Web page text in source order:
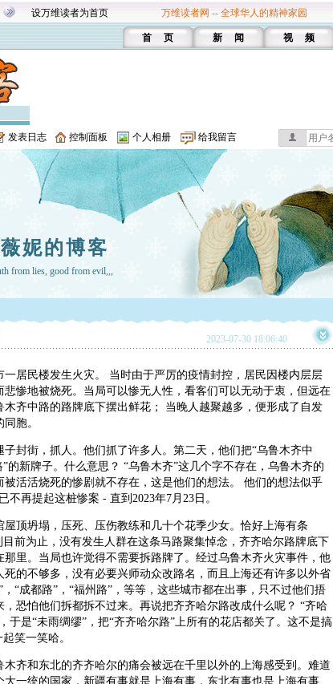
设万维读者为首页 万维读者网 -- 全球华人的精神家园
首 页 新 闻 视 频
发表日志 控制面板 个人相册 给我留言
妮的博客
from lies, good from evil,,,
2023-07-30 18:06:40
一居民楼发生火灾。 当时由于严厉的疫情封控，居民因楼内层层
惨地被烧死。当局可以惨无人性，看客们可以无动于衷，但远在
齐中路的路牌底下摆出鲜花； 当晚人越聚越多，便形成了自发
胞。
封街，抓人。他们抓了许多人。第二天，他们把“乌鲁木齐中
的新牌子。什么意思？ “乌鲁木齐”这几个字不存在，乌鲁木齐的
被活活烧死的惨剧就不存在，这是他们的想法。 他们的想法似乎
不再提起这桩惨案 - 直到2023年7月23日。
屋顶坍塌，压死、压伤教练和几十个花季少女。恰好上海有条
目前为止，没有发生人群在这条马路聚集悼念，齐齐哈尔路牌底下
里。当局也许觉得不需要拆路牌了。经过乌鲁木齐火灾事件，他
的不够多，没有必要兴师动众改路名，而且上海还有许多以外省
“成都路”，“福州路”，等等，这些城市都在出事，只不过他们捂
恐怕他们拆都拆不过来。再说把齐齐哈尔路改成什么呢？ “齐哈
于是“未雨绸缪”，把“齐齐哈尔路”上所有的花店都关了。这不是搞
笑一笑哈。
齐和东北的齐齐哈尔的痛会被远在千里以外的上海感受到。难道
一统的国家，新疆有事就是上海有事，东北有事也是上海有事